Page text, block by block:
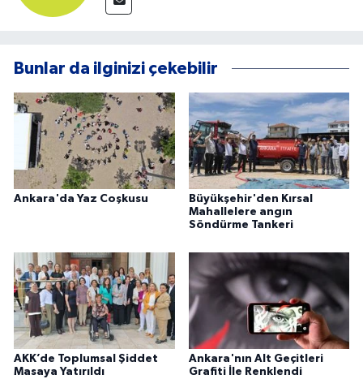
Bunlar da ilginizi çekebilir
Ankara'da Yaz Coşkusu
Büyükşehir'den Kırsal
Mahallelere angın
Söndürme Tankeri
AKK’de Toplumsal Şiddet
Masaya Yatırıldı
Ankara'nın Alt Geçitleri
Grafiti İle Renklendi